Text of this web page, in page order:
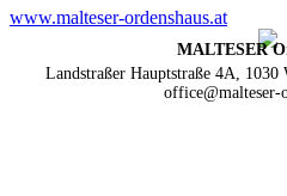
www.malteser-ordenshaus.at
MALTESER
Landstraßer Hauptstraße 4A,
office@malteser-